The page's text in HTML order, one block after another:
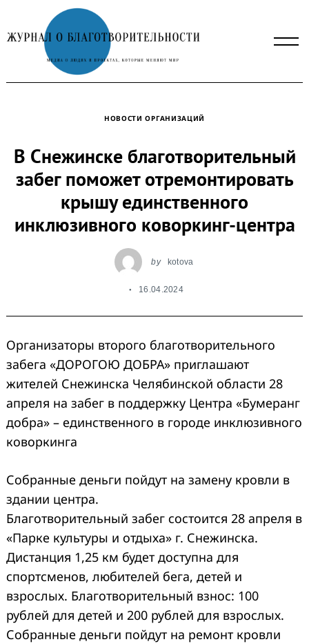
to
content
НОВОСТИ ОРГАНИЗАЦИЙ
В Снежинске благотворительный
забег поможет отремонтировать
крышу единственного
инклюзивного коворкинг-центра
by kotova
16.04.2024
Организаторы второго благотворительного
забега «ДОРОГОЮ ДОБРА» приглашают
жителей Снежинска Челябинской области 28
апреля на забег в поддержку Центра «Бумеранг
добра» – единственного в городе инклюзивного
коворкинга
Собранные деньги пойдут на замену кровли в
здании центра.
Благотворительный забег состоится 28 апреля в
«Парке культуры и отдыха» г. Снежинска.
Дистанция 1,25 км будет доступна для
спортсменов, любителей бега, детей и
взрослых. Благотворительный взнос: 100
рублей для детей и 200 рублей для взрослых.
Собранные деньги пойдут на ремонт кровли